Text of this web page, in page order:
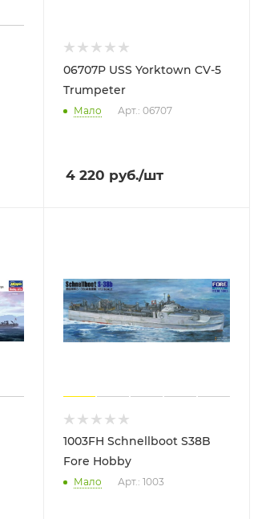
06707P USS Yorktown CV-5
Trumpeter
Мало Арт.: 06707
4 220 руб./шт
1003FH Schnellboot S38B
Fore Hobby
Мало Арт.: 1003